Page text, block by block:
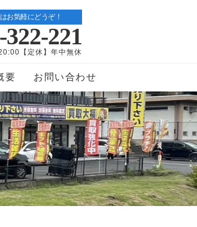
お気軽にどうぞ！
322-221
【定休】年中無休
要 お問い合わせ